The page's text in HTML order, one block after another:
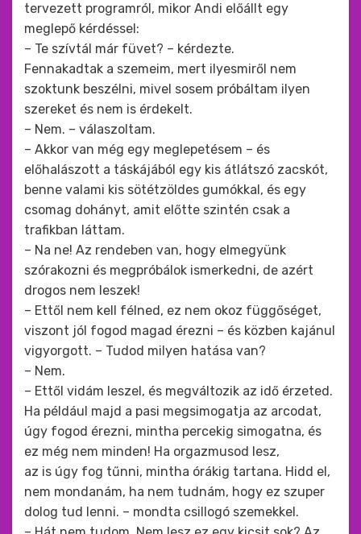
tervezett programról, mikor Andi előállt egy
meglepő kérdéssel:
– Te szívtál már füvet? – kérdezte.
Fennakadtak a szemeim, mert ilyesmiről nem
szoktunk beszélni, mivel sosem próbáltam ilyen
szereket és nem is érdekelt.
– Nem. – válaszoltam.
– Akkor van még egy meglepetésem – és
előhalászott a táskájából egy kis átlátszó zacskót,
benne valami kis sötétzöldes gumókkal, és egy
csomag dohányt, amit előtte szintén csak a
trafikban láttam.
– Na ne! Az rendeben van, hogy elmegyünk
szórakozni és megpróbálok ismerkedni, de azért
drogos nem leszek!
– Ettől nem kell félned, ez nem okoz függőséget,
viszont jól fogod magad érezni – és közben kajánul
vigyorgott. – Tudod milyen hatása van?
– Nem.
– Ettől vidám leszel, és megváltozik az idő érzeted.
Ha például majd a pasi megsimogatja az arcodat,
úgy fogod érezni, mintha percekig simogatna, és
ez még nem minden! Ha orgazmusod lesz,
az is úgy fog tűnni, mintha órákig tartana. Hidd el,
nem mondanám, ha nem tudnám, hogy ez szuper
dolog tud lenni. – mondta csillogó szemekkel.